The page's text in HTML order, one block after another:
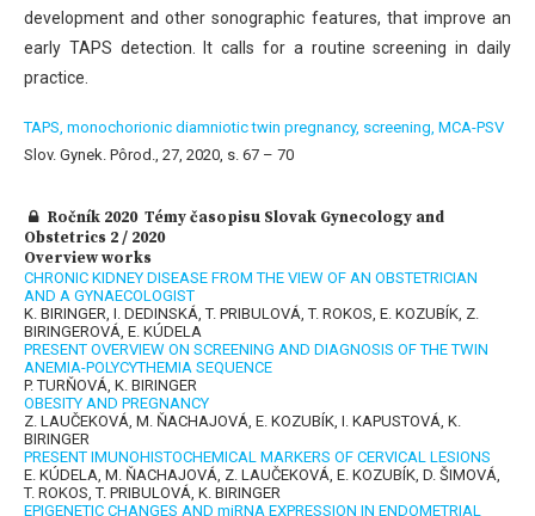
development and other sonographic features, that improve an
early TAPS detection. It calls for a routine screening in daily
practice.
TAPS, monochorionic diamniotic twin pregnancy, screening, MCA-PSV
Slov. Gynek. Pôrod., 27, 2020, s. 67 – 70
Ročník 2020 Témy časopisu Slovak Gynecology and
Obstetrics 2 / 2020
Overview works
CHRONIC KIDNEY DISEASE FROM THE VIEW OF AN OBSTETRICIAN
AND A GYNAECOLOGIST
K. BIRINGER, I. DEDINSKÁ, T. PRIBULOVÁ, T. ROKOS, E. KOZUBÍK, Z.
BIRINGEROVÁ, E. KÚDELA
PRESENT OVERVIEW ON SCREENING AND DIAGNOSIS OF THE TWIN
ANEMIA-POLYCYTHEMIA SEQUENCE
P. TURŇOVÁ, K. BIRINGER
OBESITY AND PREGNANCY
Z. LAUČEKOVÁ, M. ŇACHAJOVÁ, E. KOZUBÍK, I. KAPUSTOVÁ, K.
BIRINGER
PRESENT IMUNOHISTOCHEMICAL MARKERS OF CERVICAL LESIONS
E. KÚDELA, M. ŇACHAJOVÁ, Z. LAUČEKOVÁ, E. KOZUBÍK, D. ŠIMOVÁ,
T. ROKOS, T. PRIBULOVÁ, K. BIRINGER
EPIGENETIC CHANGES AND miRNA EXPRESSION IN ENDOMETRIAL